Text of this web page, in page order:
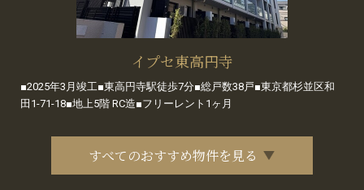
イプセ東高円寺
■2025年3月竣工■東高円寺駅徒歩7分■総戸数38戸■東京都杉並区和
田1-71-18■地上5階 RC造■フリーレント1ヶ月
すべてのおすすめ物件を見る